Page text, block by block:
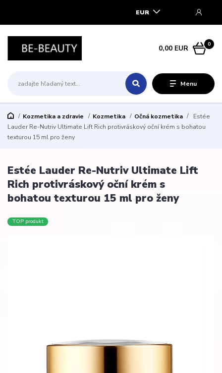
Menu
EUR
0
0,00 EUR
Kozmetika a zdravie Kozmetika Očná kozmetika
Estée
Lauder Re-Nutriv Ultimate Lift Rich protivráskový oční krém s bohatou
texturou 15 ml pro ženy
Estée Lauder Re-Nutriv Ultimate Lift
Rich protivráskový oční krém s
bohatou texturou 15 ml pro ženy
TOP produkt